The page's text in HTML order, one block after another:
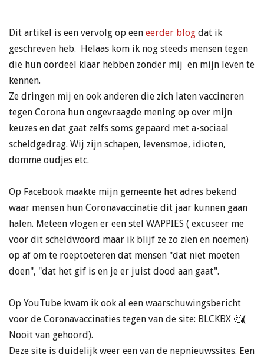
Dit artikel is een vervolg op een eerder blog dat ik
geschreven heb. Helaas kom ik nog steeds mensen tegen
die hun oordeel klaar hebben zonder mij en mijn leven te
kennen.
Ze dringen mij en ook anderen die zich laten vaccineren
tegen Corona hun ongevraagde mening op over mijn
keuzes en dat gaat zelfs soms gepaard met a-sociaal
scheldgedrag. Wij zijn schapen, levensmoe, idioten,
domme oudjes etc.
Op Facebook maakte mijn gemeente het adres bekend
waar mensen hun Coronavaccinatie dit jaar kunnen gaan
halen. Meteen vlogen er een stel WAPPIES ( excuseer me
voor dit scheldwoord maar ik blijf ze zo zien en noemen)
op af om te roeptoeteren dat mensen "dat niet moeten
doen", "dat het gif is en je er juist dood aan gaat".
Op YouTube kwam ik ook al een waarschuwingsbericht
voor de Coronavaccinaties tegen van de site: BLCKBX 🤔(
Nooit van gehoord).
Deze site is duidelijk weer een van de nepnieuwssites. Een